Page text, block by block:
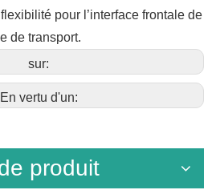
pour l’interface frontale de
de transport.
sur:
En vertu d'un:
produit